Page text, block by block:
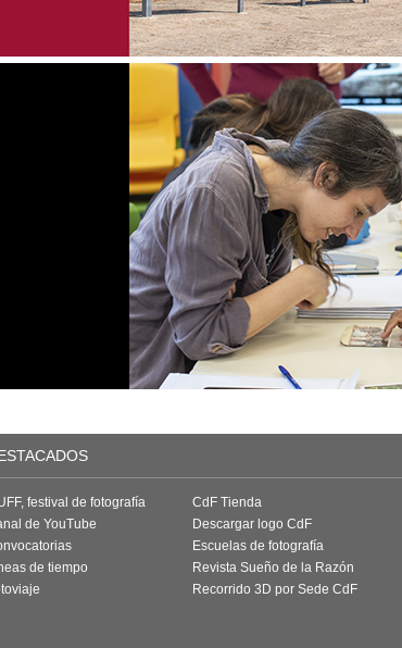
festival de fotografía
de YouTube
de tiempo
CdF Tienda
Descargar logo CdF
Escuelas de fotografía
Revista Sueño de la Razón
Recorrido 3D por Sede CdF